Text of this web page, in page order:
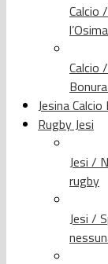
Calcio
Jesina
Rugby Jesi
Jesi /
rugby
Jesi /